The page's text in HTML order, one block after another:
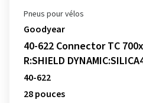
Pneus pour vélos
Goodyear
40-622 Connector TC
R:SHIELD
40-622
28 pouces